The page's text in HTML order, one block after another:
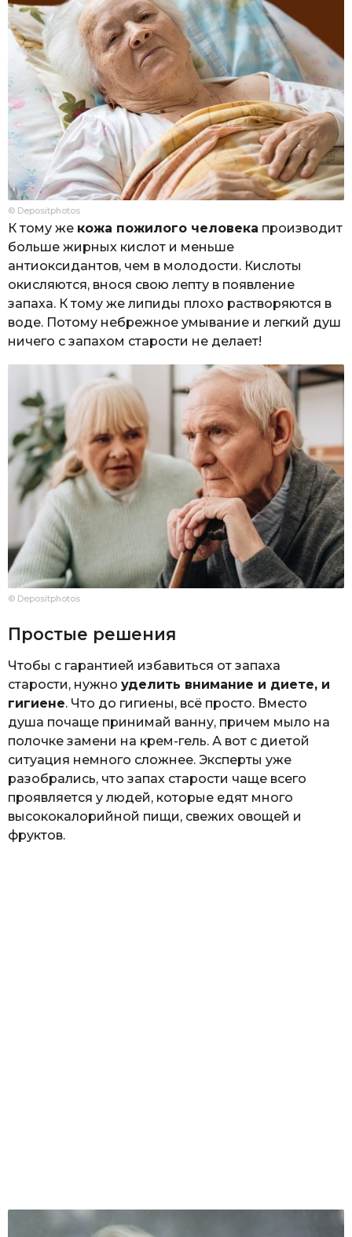
© Depositphotos
К тому же кожа пожилого человека производит
больше жирных кислот и меньше
антиоксидантов, чем в молодости. Кислоты
окисляются, внося свою лепту в появление
запаха. К тому же липиды плохо растворяются в
воде. Потому небрежное умывание и легкий душ
ничего с запахом старости не делает!
© Depositphotos
Простые решения
Чтобы с гарантией избавиться от запаха
старости, нужно уделить внимание и диете, и
гигиене. Что до гигиены, всё просто. Вместо
душа почаще принимай ванну, причем мыло на
полочке замени на крем-гель. А вот с диетой
ситуация немного сложнее. Эксперты уже
разобрались, что запах старости чаще всего
проявляется у людей, которые едят много
высококалорийной пищи, свежих овощей и
фруктов.